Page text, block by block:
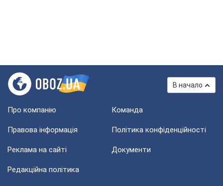
В начало
Про компанію Команда
Правова інформація Політика конфіденційності
Реклама на сайті Документи
Редакційна політика